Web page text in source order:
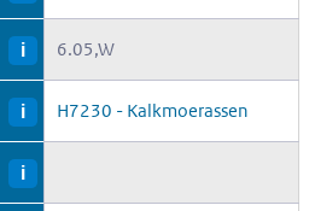
i 6.05,W
i H7230 - Kalkmoerassen
i